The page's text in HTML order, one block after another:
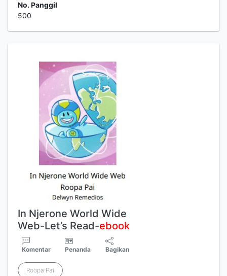
No. Panggil
500
In Njerone World Wide
Web-Let’s Read-ebook
Komentar Penanda Bagikan
Roopa Pai